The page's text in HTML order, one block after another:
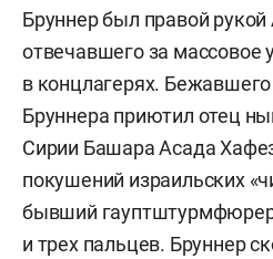
Бруннер был правой
отвечавшего за массовое
в концлагерях.
Бруннера приютил отец
Сирии Башара Асада
покушений израильских
бывший
и трех пальцев. Бруннер